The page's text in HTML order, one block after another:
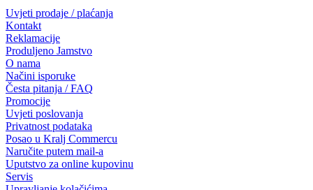
Uvjeti prodaje / plaćanja
Kontakt
Reklamacije
Produljeno Jamstvo
O nama
Načini isporuke
Česta pitanja / FAQ
Promocije
Uvjeti poslovanja
Privatnost podataka
Posao u Kralj Commercu
Naručite putem mail-a
Uputstvo za online kupovinu
Servis